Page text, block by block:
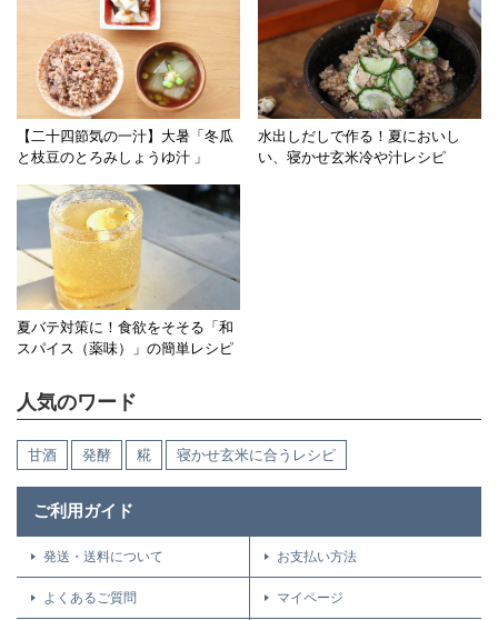
【二十四節気の一汁】大暑「冬瓜
と枝豆のとろみしょうゆ汁 」
水出しだしで作る！夏においし
い、寝かせ玄米冷や汁レシピ
夏バテ対策に！食欲をそそる「和
スパイス（薬味）」の簡単レシピ
人気のワード
甘酒 発酵 糀 寝かせ玄米に合うレシピ
ご利用ガイド
発送・送料について お支払い方法
よくあるご質問 マイページ